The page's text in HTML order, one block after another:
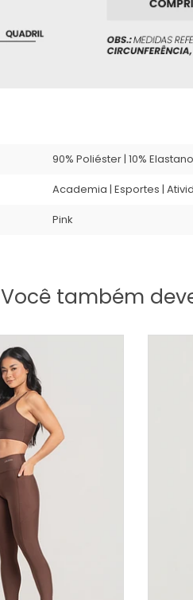
90% Poliéster | 10% Elastano
Academia | Esportes |
Pink
Você também